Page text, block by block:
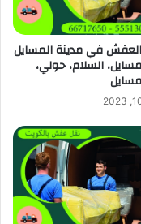
في مدينة المسايل
السلام، حولي،